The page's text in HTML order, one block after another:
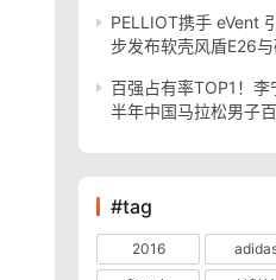
PELLIOT携手 eVent
步发布软壳风盾E26
百强占有率TOP1！
半年中国马拉松男子
#tag
2016